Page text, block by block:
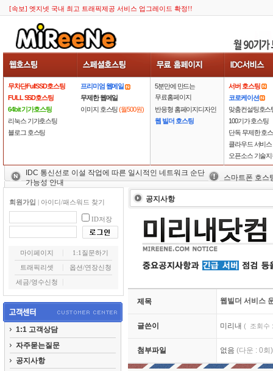
[속보] 엣지넷 국내 최고 트래픽제공 서비스 업그레이드 확정!!
무차단FullSSD호스팅
FULL SSD호스팅
64bit 기가호스팅
리눅스 기가호스팅
블로그 호스팅
프리미엄 웹메일
무제한 웹메일
이미지 호스팅(월500원)
5분만에 만드는
무료홈페이지
반응형 홈페이지디자인
웹 빌더 호스팅
서버 호스팅
코로케이션
맞춤컨설팅호스
100기가 호스팅
단독 무제한 호
클라우드 서비스
오픈소스 기술
IDC 통신선로 이설 작업에 따른 일시적인 네트워크 순단
가능성 안내
스마트폰 호스
회원가입 | 아이디/패스워드 찾기
ID저장
마이페이지
1:1질문하기
트래픽리셋
옵션/연장신청
세금/영수신청
1:1 고객상담
자주묻는질문
공지사항
공지사항
제목 웹빌더 서비스
글쓴이 미리내 ( 조회수
첨부파일 없음 (다운 : 0회)